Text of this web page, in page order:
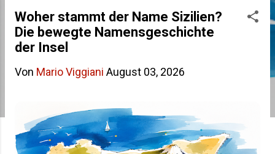
Woher stammt der Name Sizilien?
Die bewegte Namensgeschichte
der Insel
Von Mario Viggiani August 03, 2026